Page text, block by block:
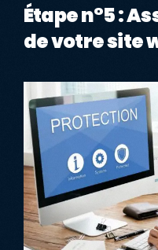
Étape n°5 :
de votre site